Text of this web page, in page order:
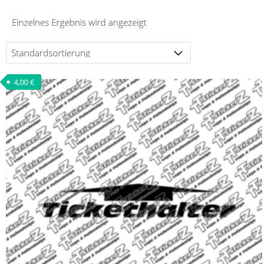
Einzelnes Ergebnis wird angezeigt
4,00€